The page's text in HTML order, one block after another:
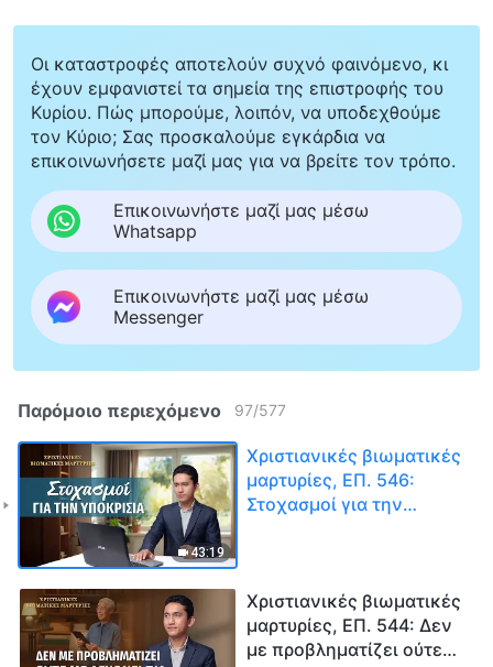
Οι καταστροφές αποτελούν συχνό φαινόμενο, κι
έχουν εμφανιστεί τα σημεία της επιστροφής του
Κυρίου. Πώς μπορούμε, λοιπόν, να υποδεχθούμε
τον Κύριο; Σας προσκαλούμε εγκάρδια να
επικοινωνήσετε μαζί μας για να βρείτε τον τρόπο.
Επικοινωνήστε μαζί μας μέσω
Whatsapp
Επικοινωνήστε μαζί μας μέσω
Messenger
Παρόμοιο περιεχόμενο 97/577
43:19
Χριστιανικές βιωματικές
μαρτυρίες, ΕΠ. 546:
Στοχασμοί για την
Χριστιανικές βιωματικές
μαρτυρίες, ΕΠ. 544: Δεν
με προβληματίζει ούτε